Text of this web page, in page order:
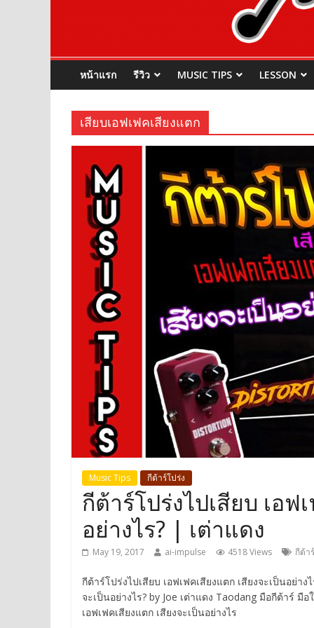
หน้าแรก รีวิว MUSIC TIPS LESSON
เสียบเอฟเฟคเสียงแตก
Music Tips กีต้าร์โปร่ง
กีต้าร์โปร่งไปเสียบ เอฟ
อย่างไร? | เต่าแดง
May 19, 2017 ai-impulse 4518 Views กีต้า
กีต้าร์โปร่งไปเสียบ เอฟเฟคเสียงแตก เสียงจะเป็นอย่า
จะเป็นอย่างไร? by Joe เต่าแดง Taodang มือกีต้าร์
เอฟเฟคเสียงแตก เสียงจะเป็นอย่างไร